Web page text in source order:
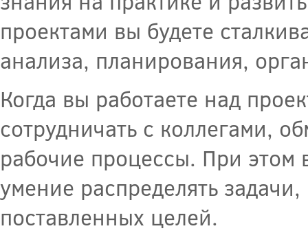
проектами вы будете
анализа, планирования,
Когда вы работаете над
сотрудничать с коллегами,
рабочие процессы. При этом
умение распределять
поставленных целей.